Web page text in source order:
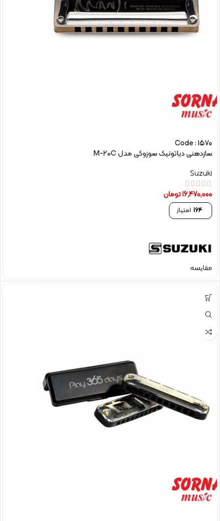
Code : 1570
سازدهنی دیاتونیک سوزوکی مدل M-20C
Suzuki
16,470,000تومان
164 امتیاز
مقایسه